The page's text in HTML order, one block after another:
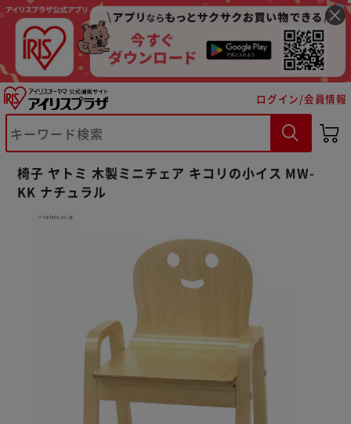
ログイン/会員情報
椅子 ヤトミ 木製ミニチェア キコリの小イス MW-
KK ナチュラル
※ご確認ください